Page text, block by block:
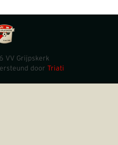
VV Grijpskerk
door Triati